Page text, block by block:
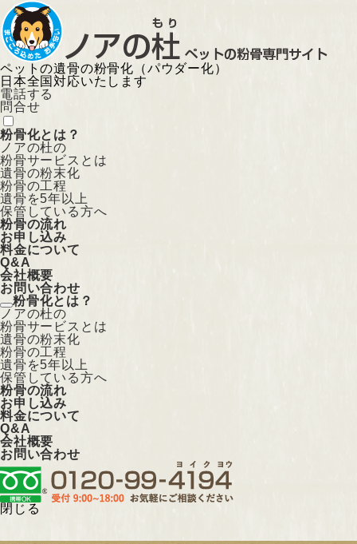
ペットの遺骨の粉骨化（パウダー化）
日本全国対応いたします
電話する
問合せ
粉骨化とは？
ノアの杜の
粉骨サービスとは
遺骨の粉末化
粉骨の工程
遺骨を5年以上
保管している方へ
粉骨の流れ
お申し込み
料金について
Q&A
会社概要
お問い合わせ
粉骨化とは？
ノアの杜の
粉骨サービスとは
遺骨の粉末化
粉骨の工程
遺骨を5年以上
保管している方へ
粉骨の流れ
お申し込み
料金について
Q&A
会社概要
お問い合わせ
閉じる